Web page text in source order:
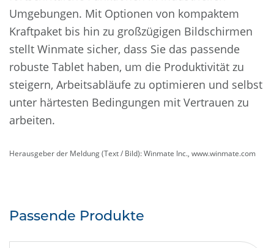
Umgebungen. Mit Optionen von kompaktem
Kraftpaket bis hin zu großzügigen Bildschirmen
stellt Winmate sicher, dass Sie das passende
robuste Tablet haben, um die Produktivität zu
steigern, Arbeitsabläufe zu optimieren und selbst
unter härtesten Bedingungen mit Vertrauen zu
arbeiten.
Herausgeber der Meldung (Text / Bild): Winmate Inc., www.winmate.com
Passende Produkte